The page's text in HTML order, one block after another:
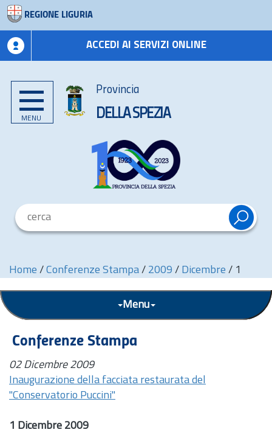
REGIONE LIGURIA
ACCEDI AI SERVIZI ONLINE
MENU
Provincia
DELLA SPEZIA
Home / Conferenze Stampa / 2009 / Dicembre / 1
Menu
Conferenze Stampa
02 Dicembre 2009
Inaugurazione della facciata restaurata del
"Conservatorio Puccini"
1 Dicembre 2009